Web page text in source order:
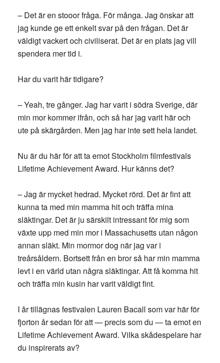
– Det är en stooor fråga. För många. Jag önskar att
jag kunde ge ett enkelt svar på den frågan. Det är
väldigt vackert och civiliserat. Det är en plats jag vill
spendera mer tid i.
Har du varit här tidigare?
– Yeah, tre gånger. Jag har varit i södra Sverige, där
min mor kommer ifrån, och så har jag varit här och
ute på skärgården. Men jag har inte sett hela landet.
Nu är du här för att ta emot Stockholm filmfestivals
Lifetime Achievement Award. Hur känns det?
– Jag är mycket hedrad. Mycket rörd. Det är fint att
kunna ta med min mamma hit och träffa mina
släktingar. Det är ju särskilt intressant för mig som
växte upp med min mor i Massachusetts utan någon
annan släkt. Min mormor dog när jag var i
treårsåldern. Bortsett från en bror så har min mamma
levt i en värld utan några släktingar. Att få komma hit
och träffa min kusin har varit väldigt fint.
I år tillägnas festivalen Lauren Bacall som var här för
fjorton år sedan för att — precis som du — ta emot en
Lifetime Achievement Award. Vilka skådespelare har
du inspirerats av?